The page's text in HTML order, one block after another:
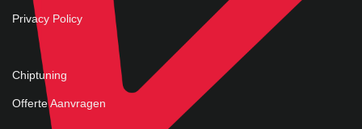
Privacy Policy
Chiptuning
Offerte Aanvragen